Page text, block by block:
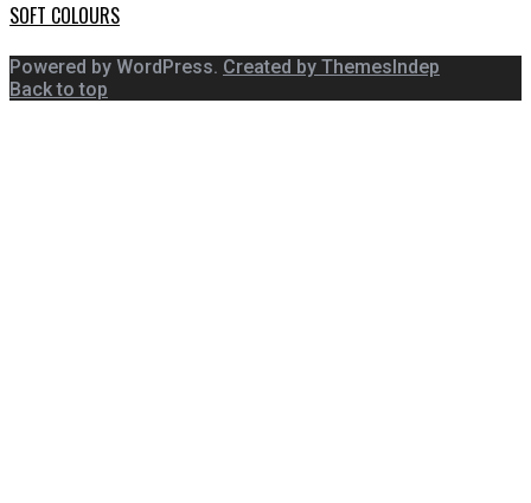
SOFT COLOURS
Powered by WordPress. Created by ThemesIndep
Back to top